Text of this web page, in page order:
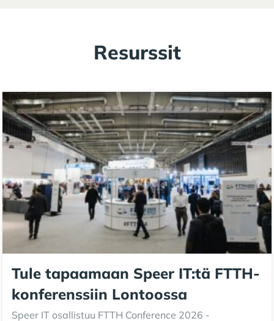
Resurssit
Tule tapaamaan Speer IT:tä FTTH-
konferenssiin Lontoossa
Speer IT osallistuu FTTH Conference 2026 -